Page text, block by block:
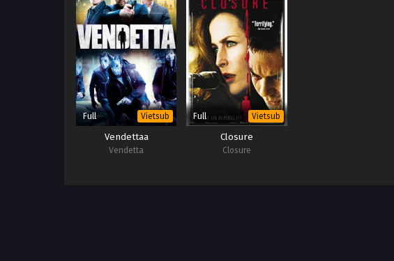
Full Vietsub
Vendettaa
Vendetta
Full Vietsub
Closure
Closure